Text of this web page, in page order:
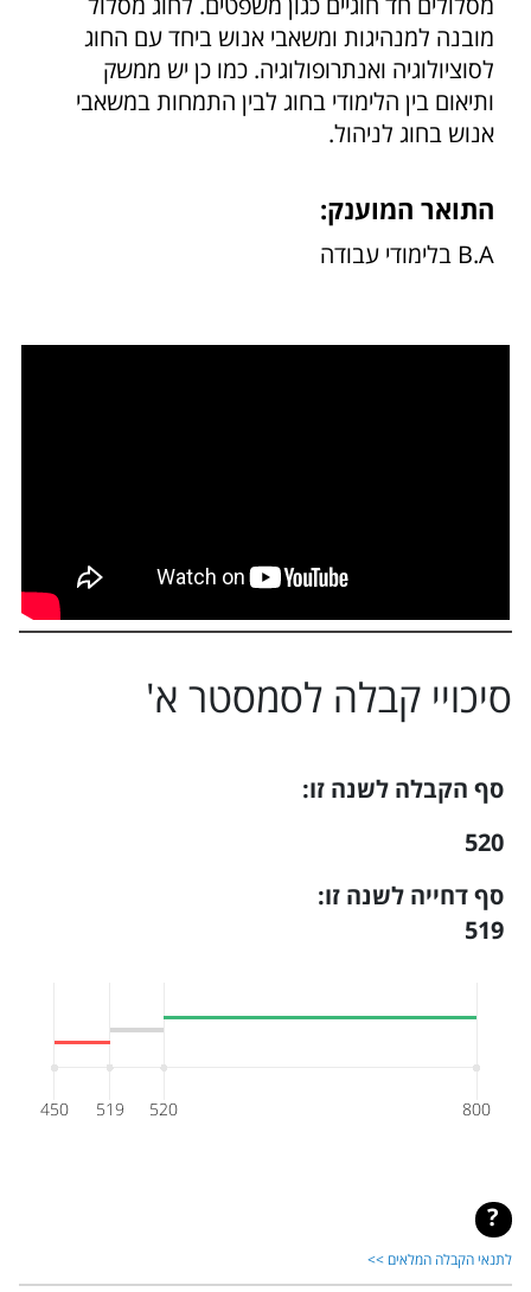
מובנה למנהיגות ומשאבי אנוש ביחד עם החוג
לסוציולוגיה ואנתרופולוגיה. כמו כן יש ממשק
ותיאום בין הלימודי בחוג לבין התמחות במשאבי
אנוש בחוג לניהול.
התואר המוענק:
B.A בלימודי עבודה
סיכויי קבלה לסמסטר א'
סף הקבלה לשנה זו:
520
סף דחייה לשנה זו:
519
450 519 520 800
לתנאי הקבלה המלאים >>